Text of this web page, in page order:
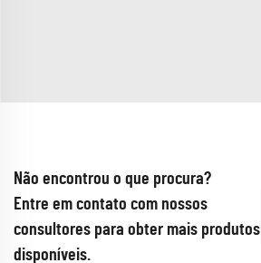
Não encontrou o que procura?
Entre em contato com nossos
consultores para obter mais produtos
disponíveis.